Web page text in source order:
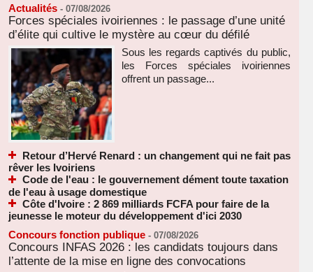
Actualités - 07/08/2026
Forces spéciales ivoiriennes : le passage d’une unité
d’élite qui cultive le mystère au cœur du défilé
Sous les regards captivés du public,
les Forces spéciales ivoiriennes
offrent un passage...
Retour d’Hervé Renard : un changement qui ne fait pas
rêver les Ivoiriens
Code de l'eau : le gouvernement dément toute taxation
de l'eau à usage domestique
Côte d'Ivoire : 2 869 milliards FCFA pour faire de la
jeunesse le moteur du développement d'ici 2030
Concours fonction publique - 07/08/2026
Concours INFAS 2026 : les candidats toujours dans
l’attente de la mise en ligne des convocations